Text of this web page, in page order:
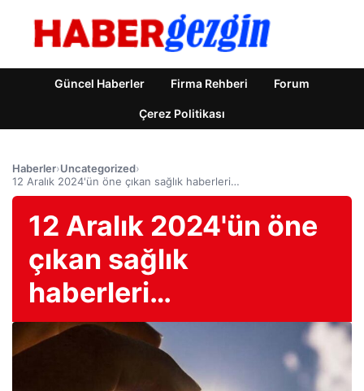
Güncel Haberler Firma Rehberi Forum
Çerez Politikası
Haberler›Uncategorized›
12 Aralık 2024'ün öne çıkan sağlık haberleri…
12 Aralık 2024'ün öne
çıkan sağlık
haberleri…